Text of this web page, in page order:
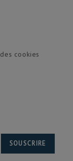
cookies
SOUSCRIRE